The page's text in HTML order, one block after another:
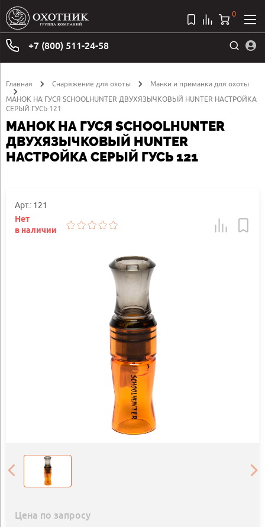
+7 (800) 511-24-58
0
Главная Снаряжение для охоты
Манки и приманки для охоты
МАНОК НА ГУСЯ SCHOOLHUNTER ДВУХЯЗЫЧКОВЫЙ HUNTER НАСТРОЙКА
СЕРЫЙ ГУСЬ 121
МАНОК НА ГУСЯ SCHOOLHUNTER
ДВУХЯЗЫЧКОВЫЙ HUNTER
НАСТРОЙКА СЕРЫЙ ГУСЬ 121
Арт.: 121
Нет
в наличии
Цена по запросу